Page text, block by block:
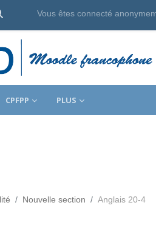
Activer/désactiver la saisie de
Vous êtes connecté
CPFPP PLUS
Nouvelle section Anglais 20-4